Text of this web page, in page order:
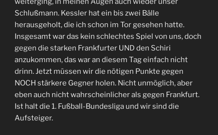
Schlußmann. Kessler hat ein bis zwei Bälle
herausgeholt, die ich schon im Tor gesehen hatte.
Insgesamt war das kein schlechtes Spiel von uns, doch
gegen die starken Frankfurter UND den Schiri
anzukommen, das war an diesem Tag einfach nicht
drinn. Jetzt müssen wir die nötigen Punkte gegen
NOCH stärkere Gegner holen. Nicht unmöglich, aber
eben auch nicht wahrscheinlicher als gegen Frankfurt.
Ist halt die 1. Fußball-Bundesliga und wir sind die
Aufsteiger.